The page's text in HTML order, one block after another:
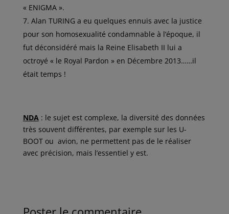
« ENIGMA ».
Alan TURING a eu quelques ennuis avec la justice
pour son homosexualité condamnable à l’époque, il
fut déconsidéré mais la Reine Elisabeth II lui a
octroyé « le Royal Pardon » en Décembre 2013……il
était temps !
NDA: le sujet est complexe, la diversité des données
très souvent différentes, par exemple sur les U-
BOOT ou avion, ne permettent pas de le réaliser
avec précision, mais l’essentiel y est.